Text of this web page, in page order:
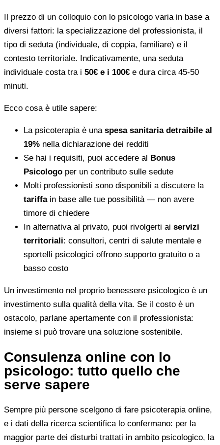
Il prezzo di un colloquio con lo psicologo varia in base a
diversi fattori: la specializzazione del professionista, il
tipo di seduta (individuale, di coppia, familiare) e il
contesto territoriale. Indicativamente, una seduta
individuale costa tra i 50€ e i 100€ e dura circa 45-50
minuti.
Ecco cosa è utile sapere:
La psicoterapia è una spesa sanitaria detraibile al
19% nella dichiarazione dei redditi
Se hai i requisiti, puoi accedere al Bonus
Psicologo per un contributo sulle sedute
Molti professionisti sono disponibili a discutere la
tariffain base alle tue possibilità — non avere
timore di chiedere
In alternativa al privato, puoi rivolgerti ai servizi
territoriali: consultori, centri di salute mentale e
sportelli psicologici offrono supporto gratuito o a
basso costo
Un investimento nel proprio benessere psicologico è un
investimento sulla qualità della vita. Se il costo è un
ostacolo, parlane apertamente con il professionista:
insieme si può trovare una soluzione sostenibile.
Consulenza online con lo
psicologo: tutto quello che
serve sapere
Sempre più persone scelgono di fare psicoterapia online,
e i dati della ricerca scientifica lo confermano: per la
maggior parte dei disturbi trattati in ambito psicologico, la